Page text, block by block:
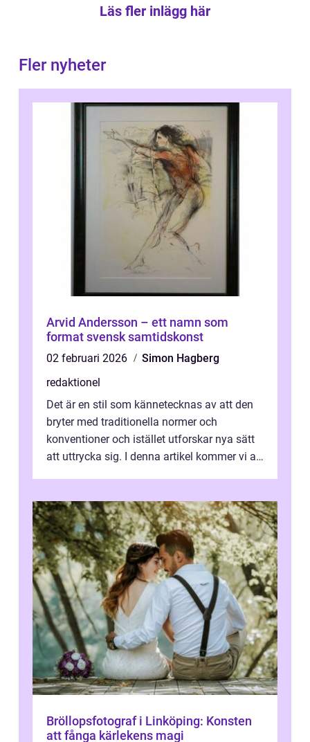
Läs fler inlägg här
Fler nyheter
Arvid Andersson – ett namn som
format svensk samtidskonst
02 februari 2026
Simon Hagberg
redaktionel
Det är en stil som kännetecknas av att den
bryter med traditionella normer och
konventioner och istället utforskar nya sätt
att uttrycka sig. I denna artikel kommer vi att
Bröllopsfotograf i Linköping: Konsten
att fånga kärlekens magi